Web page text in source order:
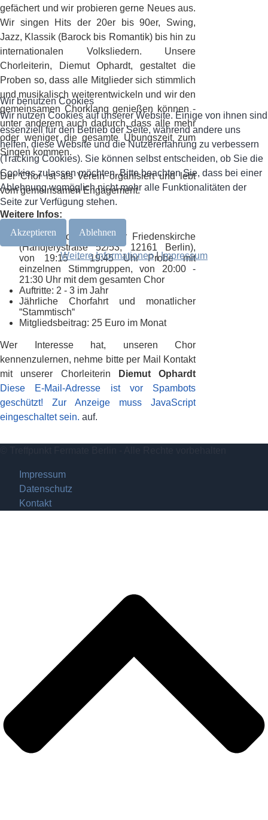
gefächert und wir probieren gerne Neues aus.
Wir singen Hits der 20er bis 90er, Swing,
Jazz, Klassik (Barock bis Romantik) bis hin zu
internationalen Volksliedern. Unsere
Chorleiterin, Diemut Ophardt, gestaltet die
Proben so, dass alle Mitglieder sich stimmlich
und musikalisch weiterentwickeln und wir den
gemeinsamen Chorklang genießen können -
unter anderem auch dadurch, dass alle mehr
oder weniger die gesamte Übungszeit zum
Singen kommen.
Der Chor ist als Verein organisiert und lebt
vom gemeinsamen Engagement.
Weitere Infos:
Proben: montags in der Friedenskirche
(Handjerystraße 52/53, 12161 Berlin),
von 19:15 - 19:45 Uhr Probe mit
einzelnen Stimmgruppen, von 20:00 -
21:30 Uhr mit dem gesamten Chor
Auftritte: 2 - 3 im Jahr
Jährliche Chorfahrt und monatlicher
“Stammtisch“
Mitgliedsbeitrag: 25 Euro im Monat
Wer Interesse hat, unseren Chor
kennenzulernen, nehme bitte per Mail Kontakt
mit unserer Chorleiterin
Diemut Ophardt
Diese E-Mail-Adresse ist vor Spambots
geschützt! Zur Anzeige muss JavaScript
eingeschaltet sein. auf.
Impressum
Datenschutz
Kontakt
Wir benutzen Cookies
Wir nutzen Cookies auf unserer Website. Einige von ihnen sind
essenziell für den Betrieb der Seite, während andere uns
helfen, diese Website und die Nutzererfahrung zu verbessern
(Tracking Cookies). Sie können selbst entscheiden, ob Sie die
Cookies zulassen möchten. Bitte beachten Sie, dass bei einer
Ablehnung womöglich nicht mehr alle Funktionalitäten der
Seite zur Verfügung stehen.
Akzeptieren Ablehnen
Weitere Informationen|Impressum